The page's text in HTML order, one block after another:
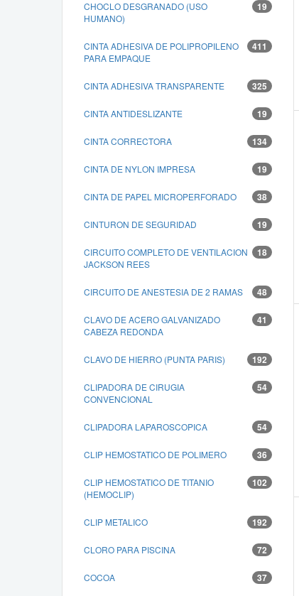
19
CHOCLO DESGRANADO (USO
HUMANO)
411
CINTA ADHESIVA DE POLIPROPILENO
PARA EMPAQUE
325
CINTA ADHESIVA TRANSPARENTE
19
CINTA ANTIDESLIZANTE
134
CINTA CORRECTORA
19
CINTA DE NYLON IMPRESA
38
CINTA DE PAPEL MICROPERFORADO
19
CINTURON DE SEGURIDAD
18
CIRCUITO COMPLETO DE VENTILACION
JACKSON REES
48
CIRCUITO DE ANESTESIA DE 2 RAMAS
41
CLAVO DE ACERO GALVANIZADO
CABEZA REDONDA
192
CLAVO DE HIERRO (PUNTA PARIS)
54
CLIPADORA DE CIRUGIA
CONVENCIONAL
54
CLIPADORA LAPAROSCOPICA
36
CLIP HEMOSTATICO DE POLIMERO
102
CLIP HEMOSTATICO DE TITANIO
(HEMOCLIP)
192
CLIP METALICO
72
CLORO PARA PISCINA
37
COCOA